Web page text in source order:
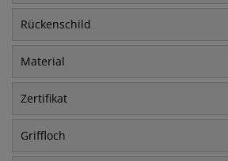
Rückenschild
Material
Zertifikat
Griffloch